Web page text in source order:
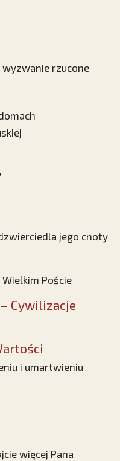
rzucone
jego cnoty
Poście
Cywilizacje
i umartwieniu
więcej Pana